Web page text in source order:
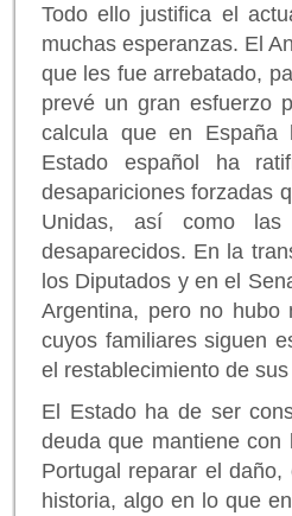
Todo ello justifica el
muchas esperanzas. El
que les fue arrebatado,
prevé un gran esfuerzo
calcula que en España
Estado español ha
desapariciones forzadas
Unidas, así como las
desaparecidos. En la
los Diputados y en el
Argentina, pero no hubo
cuyos familiares siguen
el restablecimiento de
El Estado ha de ser
deuda que mantiene
Portugal reparar el
historia, algo en lo que